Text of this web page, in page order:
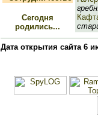
Сегодня
родились...
Дата открытия сайта 6